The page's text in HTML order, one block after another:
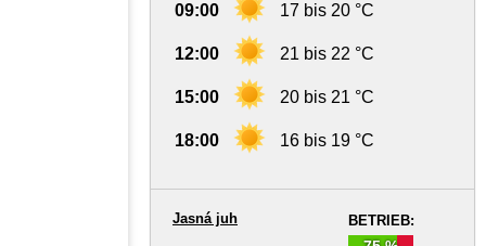
09:00 17 bis 20 °C
12:00 21 bis 22 °C
15:00 20 bis 21 °C
18:00 16 bis 19 °C
BETRIEB:
Jasná juh